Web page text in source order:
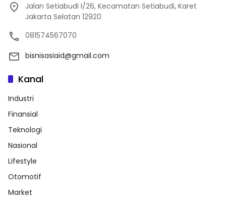
Jalan Setiabudi I/26, Kecamatan Setiabudi, Karet
Jakarta Selatan 12920
081574567070
bisnisasiaid@gmail.com
Kanal
Industri
Finansial
Teknologi
Nasional
Lifestyle
Otomotif
Market